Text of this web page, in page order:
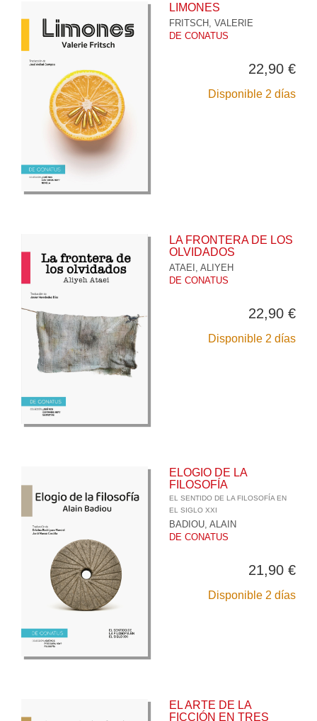
LIMONES
FRITSCH, VALERIE
DE CONATUS
22,90 €
Disponible 2 días
LA FRONTERA DE LOS
OLVIDADOS
ATAEI, ALIYEH
DE CONATUS
22,90 €
Disponible 2 días
ELOGIO DE LA
FILOSOFÍA
EL SENTIDO DE LA FILOSOFÍA EN
EL SIGLO XXI
BADIOU, ALAIN
DE CONATUS
21,90 €
Disponible 2 días
EL ARTE DE LA
FICCIÓN EN TRES